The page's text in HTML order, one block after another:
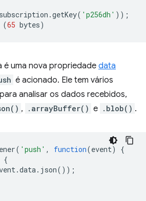
subscription .getKey( 'p256dh' ));
(65 bytes)
é uma nova propriedade data
é acionado. Ele tem vários
analisar os dados recebidos,
, .arrayBuffer() e .blob() .
( 'push' , function(event)
{
{
.data. json());